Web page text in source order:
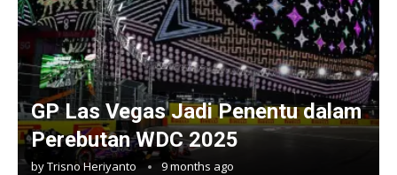
GP Las Vegas Jadi Penentu dalam
Perebutan WDC 2025
byTrisno Heriyanto 9 months ago